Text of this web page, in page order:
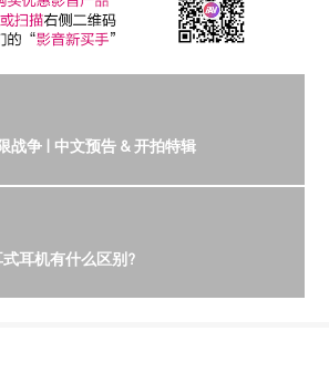
战争 | 中文预告 & 开拍特辑
耳机有什么区别?